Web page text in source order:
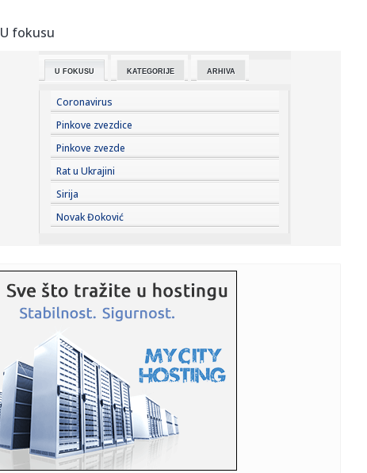
18:50:
18:50:
Zasukali rukave širom Beograda: Aktivisti SNS izašli na
18:48:Mladić se utopio u Krivaji
18:48:Ekspres lonac je pravi saveznik u kuhinji: Evo kako ga
pravilno k...
18:48:Ko su najbogatije estradne zvijezde u Srbiji: Godinama
zarađuju ...
18:48: Poljoprivrednicima potrebne milijarde evra pomoći
18:48:
dugačak 2 ...
18:48:Crvena, žuta, zelena ili plava: Šta znače lampice na
instrumen...
18:46:Vučić najavio veća primanja građana: "Penzije će da prate
18:46:NJUELS SE OPROSTIO OD MESIJEVOG OCA: Emotivna
U fokusu
U FOKUSU KATEGORIJE ARHIVA
Coronavirus
Pinkove zvezdice
Pinkove zvezde
Rat u Ukrajini
Sirija
Novak Đoković